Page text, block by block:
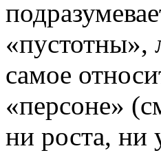
самое
«персоне»
ни роста, ни